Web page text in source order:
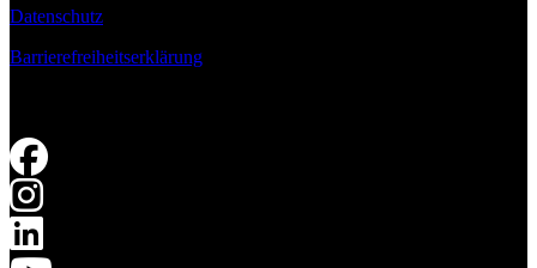
Datenschutz
Barrierefreiheitserklärung